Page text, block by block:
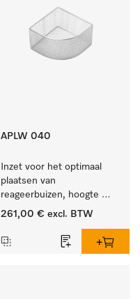
APLW 040
Inzet voor het optimaal
plaatsen van
reageerbuizen, hoogte
100 mm.
261,00 € excl. BTW